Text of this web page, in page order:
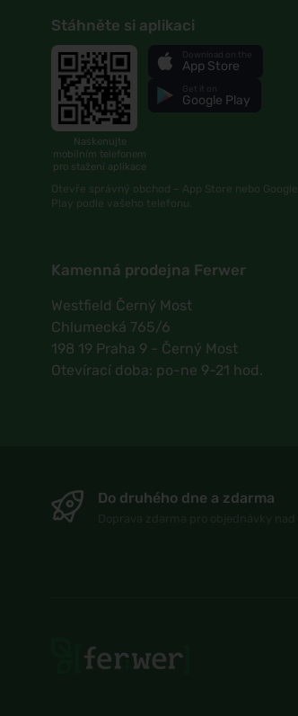
Stáhněte si aplikaci
Naskenujte
mobilním telefonem
pro stažení aplikace
App Store
Google Play
Otevře správný obchod – App Store nebo Google
Play podle vašeho telefonu.
Kamenná prodejna Ferwer
Westfield Černý Most
Chlumecká 765/6
198 19 Praha 9 - Černý Most
Otevírací doba: po-ne 9-21 hod.
Do druhého dne a zdarma